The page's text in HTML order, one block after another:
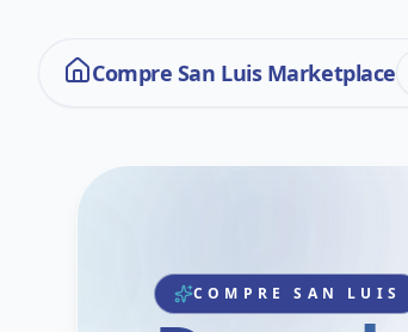
Compre San Luis Marketplace
COMPRE SAN LUIS